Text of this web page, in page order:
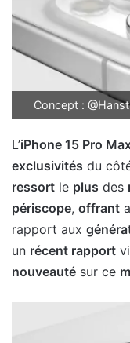
Concept :
L’iPhone 15 Pro
exclusivités du
ressort le plus des
périscope, offrant
rapport aux
un récent rapport
nouveauté sur ce